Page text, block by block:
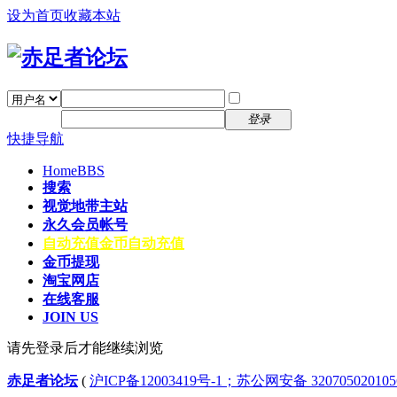
设为首页收藏本站
登录
快捷导航
HomeBBS
搜索
视觉地带主站
永久会员帐号
自动充值金币自动充值
金币提现
淘宝网店
在线客服
JOIN US
请先登录后才能继续浏览
赤足者论坛( 沪ICP备12003419号-1；苏公网安备